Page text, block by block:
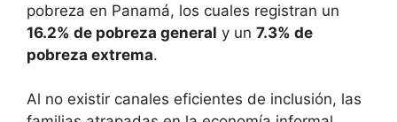
pobreza en Panamá, los cuales registran un
16.2% de pobreza general y un 7.3% de
pobreza extrema.
Al no existir canales eficientes de inclusión, las